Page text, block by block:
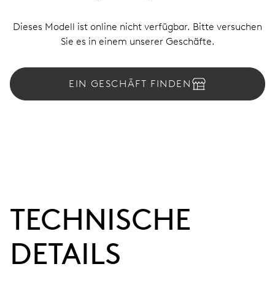
Dieses Modell ist online nicht verfügbar. Bitte versuchen
Sie es in einem unserer Geschäfte.
EIN GESCHÄFT FINDEN
TECHNISCHE
DETAILS